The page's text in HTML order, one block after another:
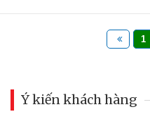
1
Ý kiến khách hàng